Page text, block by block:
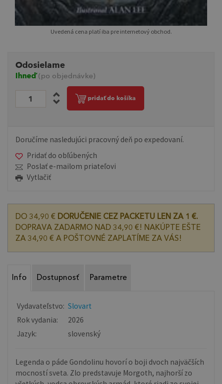
Uvedená cena platí iba pre internetový obchod.
Odosielame
Ihneď(po objednávke)
pridať do košíka
Doručíme nasledujúci pracovný deň po expedovaní.
Pridať do obľúbených
Poslať e-mailom priateľovi
Vytlačiť
DO 34,90 € DORUČENIE CEZ PACKETU LEN ZA 1 €.
DOPRAVA ZADARMO NAD 34,90 €! NAKÚPTE EŠTE
ZA 34,90 € A POŠTOVNÉ ZAPLATÍME ZA VÁS!
Info Dostupnosť Parametre
Vydavateľstvo: Slovart
Rok vydania:
2026
Jazyk:
slovenský
Legenda o páde Gondolinu hovorí o boji dvoch najväčších
mocností sveta. Zlo predstavuje Morgoth, najhorší zo